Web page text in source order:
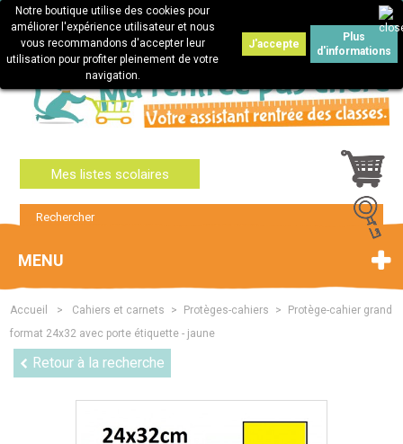
Connexion
Mes listes scolaires
Notre boutique utilise des cookies pour
améliorer l'expérience utilisateur et nous
vous recommandons d'accepter leur
utilisation pour profiter pleinement de votre
navigation.
J'accepte
Plus
d'informations
MENU
Accueil > Cahiers et carnets > Protèges-cahiers >
Protège-cahier grand
format 24x32 avec porte étiquette - jaune
Retour à la recherche